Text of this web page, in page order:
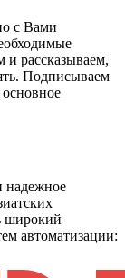
с Вами
и рассказываем,
Подписываем
надежное
широкий
автоматизации: